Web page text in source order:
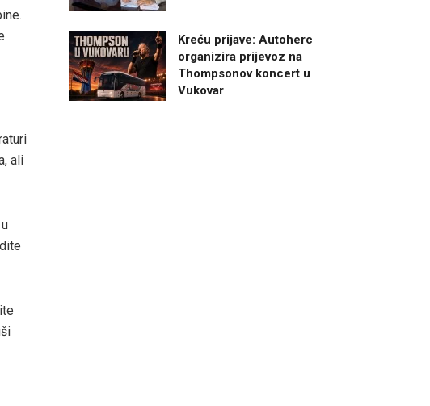
ali
Kreću prijave: Autoherc
organizira prijevoz na
Thompsonov koncert u
Vukovar